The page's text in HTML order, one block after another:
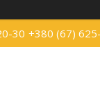
30 +380 (67)